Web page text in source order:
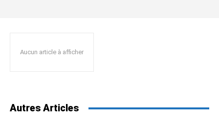
Aucun article à afficher
Autres Articles